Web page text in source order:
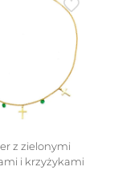
wariantów.
stronie
produktu
z zielonymi
i krzyżykami